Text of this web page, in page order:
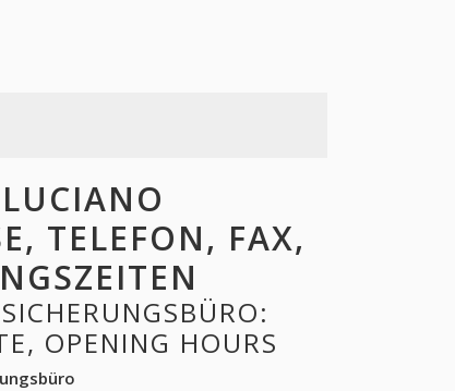
TELEFON, FAX,
OPENING HOURS